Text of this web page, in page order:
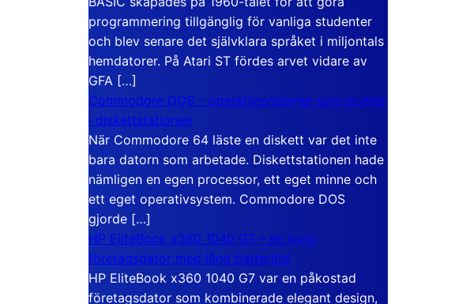
programmering tillgänglig för vanliga studenter
och blev senare det självklara språket i miljontals
hemdatorer. På Atari ST fördes arvet vidare av
GFA […]
Commodore DOS – operativsystemet som bodde
i diskettstationen
När Commodore 64 läste en diskett var det inte
bara datorn som arbetade. Diskettstationen hade
nämligen en egen processor, ett eget minne och
ett eget operativsystem. Commodore DOS
gjorde […]
HP EliteBook x360 1040 G7 – en lyxig
företagsdator med lång batteritid
HP EliteBook x360 1040 G7 var en påkostad
företagsdator som kombinerade elegant design,